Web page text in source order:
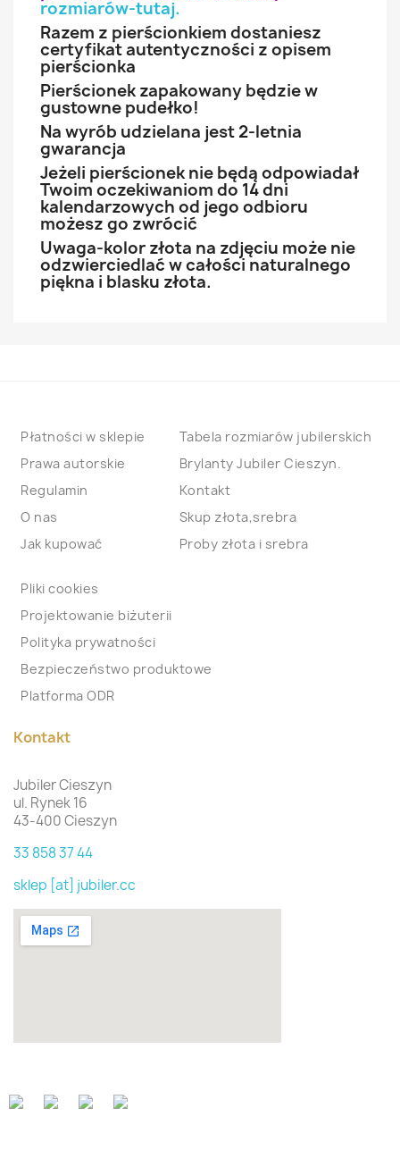
rozmiarów-tutaj.
Razem z pierścionkiem dostaniesz
certyfikat autentyczności z opisem
pierścionka
Pierścionek zapakowany będzie w
gustowne pudełko!
Na wyrób udzielana jest 2-letnia
gwarancja
Jeżeli pierścionek nie będą odpowiadał
Twoim oczekiwaniom do 14 dni
kalendarzowych od jego odbioru
możesz go zwrócić
Uwaga-kolor złota na zdjęciu może nie
odzwierciedlać w całości naturalnego
piękna i blasku złota.
Płatności w sklepie
Prawa autorskie
Regulamin
O nas
Jak kupować
Tabela rozmiarów jubilerskich
Brylanty Jubiler Cieszyn.
Kontakt
Skup złota,srebra
Proby złota i srebra
Pliki cookies
Projektowanie biżuterii
Polityka prywatności
Bezpieczeństwo produktowe
Platforma ODR
Kontakt
Jubiler Cieszyn
ul. Rynek 16
43-400 Cieszyn
33 858 37 44
sklep [at] jubiler.cc